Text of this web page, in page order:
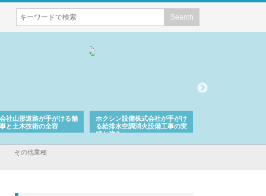
社山形道路が手がける舗
と土木技術の全容
ホクシン設備株式会社が手がけ
る給排水空調消火設備工事の実
績と強み
その他業種